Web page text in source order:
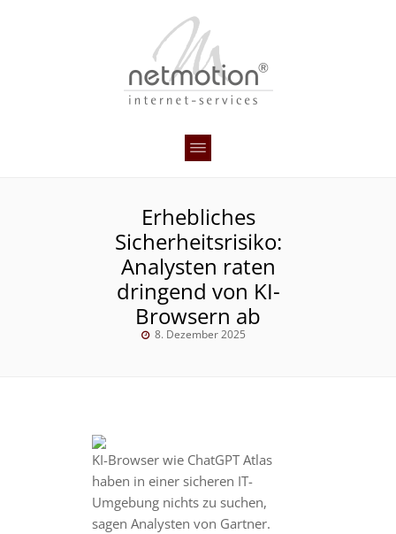
Erhebliches
Sicherheitsrisiko:
Analysten raten
dringend von KI-
Browsern ab
8. Dezember 2025
KI-Browser wie ChatGPT Atlas
haben in einer sicheren IT-
Umgebung nichts zu suchen,
sagen Analysten von Gartner.